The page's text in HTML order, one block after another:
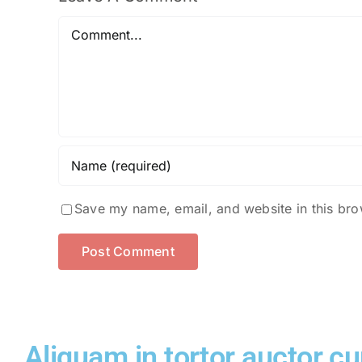
Save my name, email, and website in this